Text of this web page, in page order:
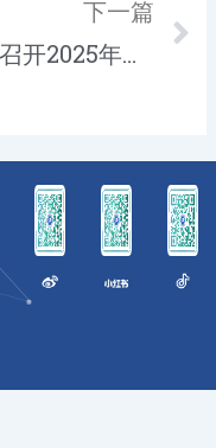
下一篇
我院召开2025年教育教学专题工作会议